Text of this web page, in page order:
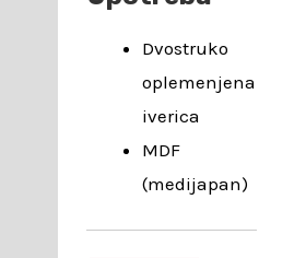
Dvostruko
oplemenjena
iverica
MDF
(medijapan)